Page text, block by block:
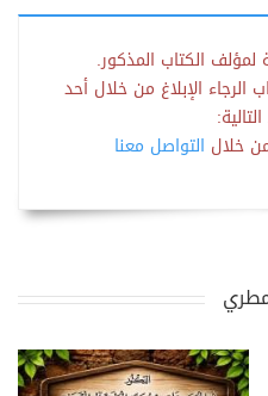
لمؤلف الكتاب المذكور.
الإبلاغ من خلال أحد
خلال التواصل معنا